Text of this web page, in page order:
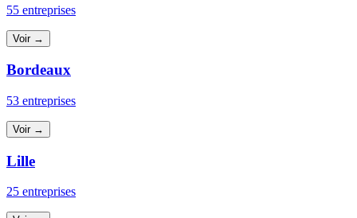
55 entreprises
Voir →
Bordeaux
53 entreprises
Voir →
Lille
25 entreprises